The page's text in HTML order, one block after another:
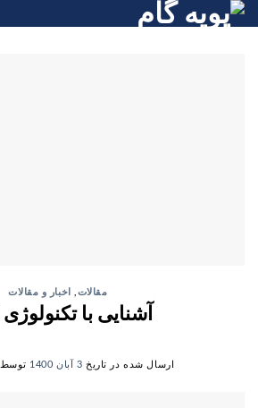
Skip
مقالات اخبار و مقالات
آشنایی با تکنولوژی VDI
ارسال شده در تاریخ 3 آبان 1400 توسط